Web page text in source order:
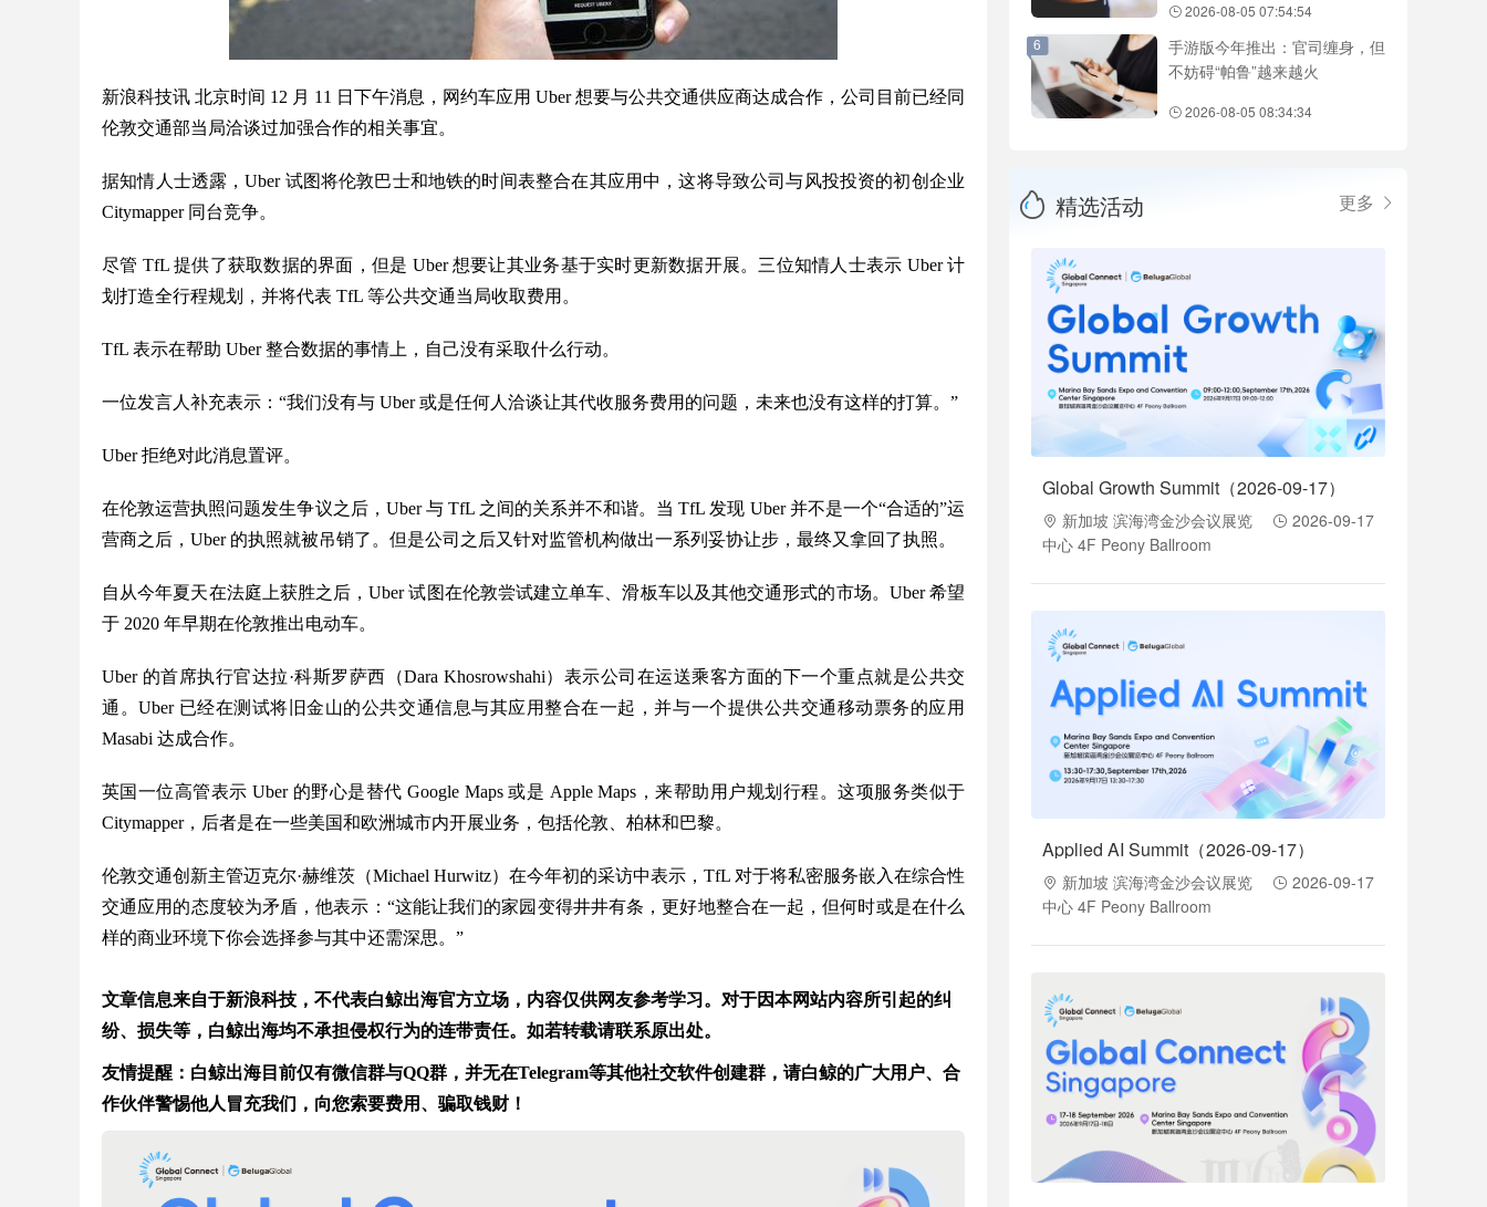
新浪科技讯 北京时间 12 月 11 日下午消息，网约车应用 Uber 想要与公共交通供应商达成合作，公司目前已经同
伦敦交通部当局洽谈过加强合作的相关事宜。
据知情人士透露，Uber 试图将伦敦巴士和地铁的时间表整合在其应用中，这将导致公司与风投投资的初创企业
Citymapper 同台竞争。
尽管 TfL 提供了获取数据的界面，但是 Uber 想要让其业务基于实时更新数据开展。三位知情人士表示 Uber 计
划打造全行程规划，并将代表 TfL 等公共交通当局收取费用。
TfL 表示在帮助 Uber 整合数据的事情上，自己没有采取什么行动。
一位发言人补充表示：“我们没有与 Uber 或是任何人洽谈让其代收服务费用的问题，未来也没有这样的打算。”
Uber 拒绝对此消息置评。
在伦敦运营执照问题发生争议之后，Uber 与 TfL 之间的关系并不和谐。当 TfL 发现 Uber 并不是一个“合适的”运
营商之后，Uber 的执照就被吊销了。但是公司之后又针对监管机构做出一系列妥协让步，最终又拿回了执照。
自从今年夏天在法庭上获胜之后，Uber 试图在伦敦尝试建立单车、滑板车以及其他交通形式的市场。Uber 希望
于 2020 年早期在伦敦推出电动车。
Uber 的首席执行官达拉·科斯罗萨西（Dara Khosrowshahi）表示公司在运送乘客方面的下一个重点就是公共交
通。Uber 已经在测试将旧金山的公共交通信息与其应用整合在一起，并与一个提供公共交通移动票务的应用
Masabi 达成合作。
英国一位高管表示 Uber 的野心是替代 Google Maps 或是 Apple Maps，来帮助用户规划行程。这项服务类似于
Citymapper，后者是在一些美国和欧洲城市内开展业务，包括伦敦、柏林和巴黎。
伦敦交通创新主管迈克尔·赫维茨（Michael Hurwitz）在今年初的采访中表示，TfL 对于将私密服务嵌入在综合性
交通应用的态度较为矛盾，他表示：“这能让我们的家园变得井井有条，更好地整合在一起，但何时或是在什么
样的商业环境下你会选择参与其中还需深思。”
文章信息来自于新浪科技，不代表白鲸出海官方立场，内容仅供网友参考学习。对于因本网站内容所引起的纠
纷、损失等，白鲸出海均不承担侵权行为的连带责任。如若转载请联系原出处。
友情提醒：白鲸出海目前仅有微信群与QQ群，并无在Telegram等其他社交软件创建群，请白鲸的广大用户、合
作伙伴警惕他人冒充我们，向您索要费用、骗取钱财！
2026-08-05 07:54:54
6
手游版今年推出：官司缠身，但
不妨碍“帕鲁”越来越火
2026-08-05 08:34:34
精选活动 更多
Global Growth Summit（2026-09-17）
新加坡 滨海湾金沙会议展览
中心 4F Peony Ballroom
2026-09-17
Applied AI Summit（2026-09-17）
新加坡 滨海湾金沙会议展览
中心 4F Peony Ballroom
2026-09-17